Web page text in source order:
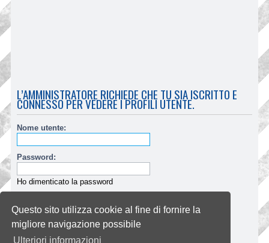
Questo sito utilizza cookie al fine di fornire la
migliore navigazione possibile
Ulteriori informazioni
L’AMMINISTRATORE RICHIEDE CHE TU SIA ISCRITTO E
CONNESSO PER VEDERE I PROFILI UTENTE.
Nome utente:
Password:
Ho dimenticato la password
Ricordami
Nascondi il mio stato per questa sessione